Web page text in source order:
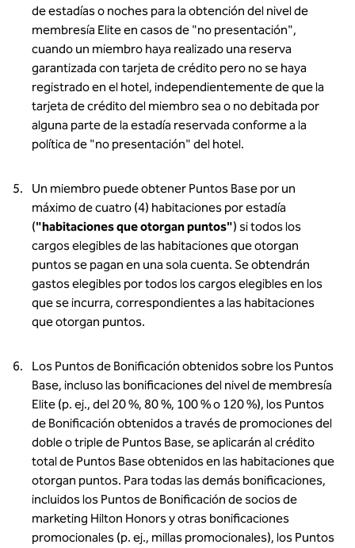
de estadías o noches para la obtención del nivel de
membresía Elite en casos de "no presentación",
cuando un miembro haya realizado una reserva
garantizada con tarjeta de crédito pero no se haya
registrado en el hotel, independientemente de que la
tarjeta de crédito del miembro sea o no debitada por
alguna parte de la estadía reservada conforme a la
política de "no presentación" del hotel.
Un miembro puede obtener Puntos Base por un
máximo de cuatro (4) habitaciones por estadía
("habitaciones que otorgan puntos") si todos los
cargos elegibles de las habitaciones que otorgan
puntos se pagan en una sola cuenta. Se obtendrán
gastos elegibles por todos los cargos elegibles en los
que se incurra, correspondientes a las habitaciones
que otorgan puntos.
Los Puntos de Bonificación obtenidos sobre los Puntos
Base, incluso las bonificaciones del nivel de membresía
Elite (p. ej., del 20 %, 80 %, 100 % o 120 %), los Puntos
de Bonificación obtenidos a través de promociones del
doble o triple de Puntos Base, se aplicarán al crédito
total de Puntos Base obtenidos en las habitaciones que
otorgan puntos. Para todas las demás bonificaciones,
incluidos los Puntos de Bonificación de socios de
marketing Hilton Honors y otras bonificaciones
promocionales (p. ej., millas promocionales), los Puntos